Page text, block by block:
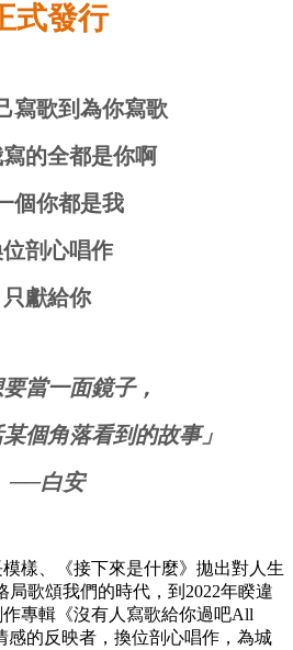
式發行
寫歌到為你寫歌
的全都是你啊
個你都是我
剖心唱作
只獻給你
要當一面鏡子，
個角落看到的故事」
──白安
樣、《接下來是什麼》拋出對人生
局歌頌我們的時代，到2022年睽違
專輯《沒有人寫歌給你過吧All
感的反映者，換位剖心唱作，為城